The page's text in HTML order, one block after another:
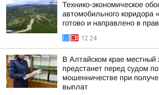
Технико-экономическое
автомобильного коридора
готово и направлено в
12:24
В Алтайском крае местный
предстанет перед судом
мошенничестве при
выплат